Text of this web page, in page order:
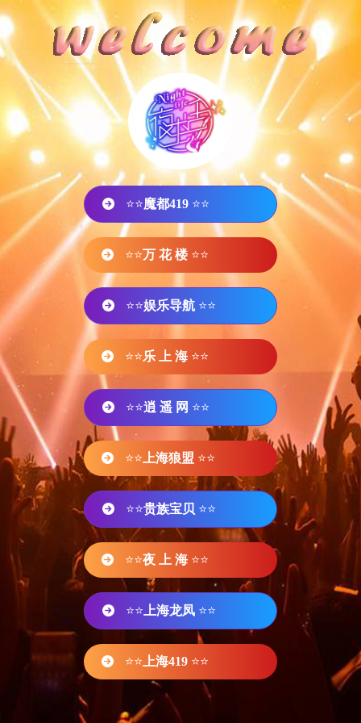
⭐⭐魔都419 ⭐⭐
⭐⭐万 花 楼 ⭐⭐
⭐⭐娱乐导航 ⭐⭐
⭐⭐乐 上 海 ⭐⭐
⭐⭐逍 遥 网 ⭐⭐
⭐⭐ 上海狼盟 ⭐⭐
⭐⭐贵族宝贝 ⭐⭐
⭐⭐夜 上 海 ⭐⭐
⭐⭐ 上海龙凤 ⭐⭐
⭐⭐ 上海419 ⭐⭐